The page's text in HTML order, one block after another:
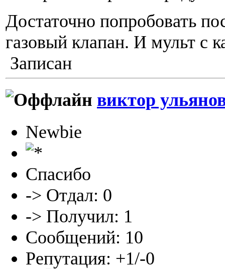
Достаточно попробовать
газовый клапан. И мульт с
Записан
виктор
Newbie
Спасибо
-> Отдал: 0
-> Получил: 1
Сообщений: 10
Репутация: +1/-0